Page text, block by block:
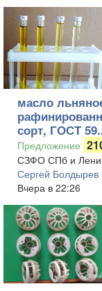
масло
сорт, ГОСТ
Предложение
СЗФО СПб и
Сергей Болдырев
Вчера в 22:26